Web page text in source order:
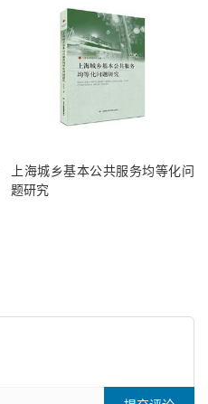
上海城乡基本公共服务均等化问
题研究